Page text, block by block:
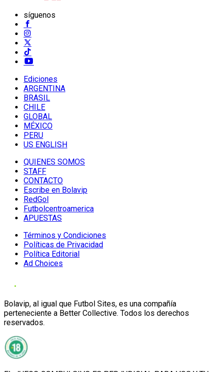
síguenos
Ediciones
ARGENTINA
BRASIL
CHILE
GLOBAL
MÉXICO
PERU
US ENGLISH
QUIENES SOMOS
STAFF
CONTACTO
Escribe en Bolavip
RedGol
Futbolcentroamerica
APUESTAS
Términos y Condiciones
Políticas de Privacidad
Política Editorial
Ad Choices
Bolavip, al igual que Futbol Sites, es una compañía
perteneciente a Better Collective. Todos los derechos
reservados.